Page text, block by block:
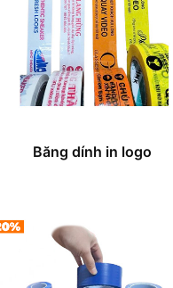
Băng dính in logo